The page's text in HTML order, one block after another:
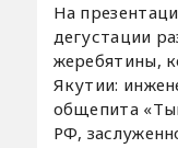
На
дегустации
жеребятины,
Якутии:
общепита
РФ,